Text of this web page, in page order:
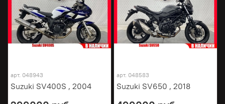
арт. 048943
Suzuki SV400S , 2004
арт. 048583
Suzuki SV650 , 2018